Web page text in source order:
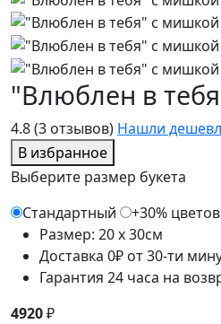
4.8(3 отзывов) Нашли
В избранное
"Влюблен в
Выберите размер букета
Стандартный
+30% цветов
Размер: 20 x 30см
Доставка 0₽ от 30-ти
Гарантия 24 часа на
4920₽